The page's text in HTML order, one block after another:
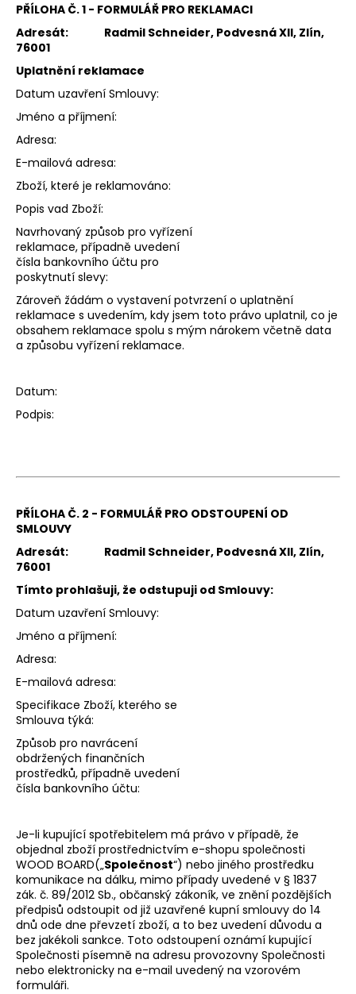
PŘÍLOHA Č. 1 - FORMULÁŘ PRO REKLAMACI
Adresát:
Radmil Schneider, Podvesná XII, Zlín,
76001
Uplatnění reklamace
Datum uzavření Smlouvy:
Jméno a příjmení:
Adresa:
E-mailová adresa:
Zboží, které je reklamováno:
Popis vad Zboží:
Navrhovaný způsob pro vyřízení
reklamace, případně uvedení
čísla bankovního účtu pro
poskytnutí slevy:
Zároveň žádám o vystavení potvrzení o uplatnění
reklamace s uvedením, kdy jsem toto právo uplatnil, co je
obsahem reklamace spolu s mým nárokem včetně data
a způsobu vyřízení reklamace.
Datum:
Podpis:
PŘÍLOHA Č. 2 - FORMULÁŘ PRO ODSTOUPENÍ OD
SMLOUVY
Adresát:
Radmil Schneider, Podvesná XII, Zlín,
76001
Tímto prohlašuji, že odstupuji od Smlouvy:
Datum uzavření Smlouvy:
Jméno a příjmení:
Adresa:
E-mailová adresa:
Specifikace Zboží, kterého se
Smlouva týká:
Způsob pro navrácení
obdržených finančních
prostředků, případně uvedení
čísla bankovního účtu:
Je-li kupující spotřebitelem má právo v případě, že
objednal zboží prostřednictvím e-shopu společnosti
WOOD BOARD(„Společnost“) nebo jiného prostředku
komunikace na dálku, mimo případy uvedené v § 1837
zák. č. 89/2012 Sb., občanský zákoník, ve znění pozdějších
předpisů odstoupit od již uzavřené kupní smlouvy do 14
dnů ode dne převzetí zboží, a to bez uvedení důvodu a
bez jakékoli sankce. Toto odstoupení oznámí kupující
Společnosti písemně na adresu provozovny Společnosti
nebo elektronicky na e-mail uvedený na vzorovém
formuláři.